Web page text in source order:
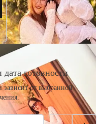
готовности
зависит от выбранной